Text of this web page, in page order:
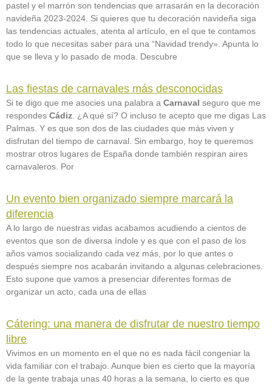
pastel y el marrón son tendencias que arrasarán en la decoración
navideña 2023-2024. Si quieres que tu decoración navideña siga
las tendencias actuales, atenta al artículo, en el que te contamos
todo lo que necesitas saber para una “Navidad trendy». Apunta lo
que se lleva y lo pasado de moda. Descubre
Las fiestas de carnavales más desconocidas
Si te digo que me asocies una palabra a Carnaval seguro que me
respondes Cádiz . ¿A qué sí? O incluso te acepto que me digas Las
Palmas. Y es que son dos de las ciudades que más viven y
disfrutan del tiempo de carnaval. Sin embargo, hoy te queremos
mostrar otros lugares de España donde también respiran aires
carnavaleros. Por
Un evento bien organizado siempre marcará la
diferencia
A lo largo de nuestras vidas acabamos acudiendo a cientos de
eventos que son de diversa índole y es que con el paso de los
años vamos socializando cada vez más, por lo que antes o
después siempre nos acabarán invitando a algunas celebraciones.
Esto supone que vamos a presenciar diferentes formas de
organizar un acto, cada una de ellas
Cátering: una manera de disfrutar de nuestro tiempo
libre
Vivimos en un momento en el que no es nada fácil congeniar la
vida familiar con el trabajo. Aunque bien es cierto que la mayoría
de la gente trabaja unas 40 horas a la semana, lo cierto es que